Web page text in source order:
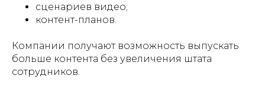
сценариев видео;
контент-планов.
Компании получают возможность выпускать
больше контента без увеличения штата
сотрудников.